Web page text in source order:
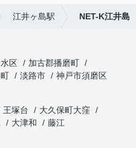
江井ヶ島駅 NET-K江井島
区
加古郡播磨町
淡路市
神戸市須磨区
王塚台
大久保町大窪
大津和
藤江